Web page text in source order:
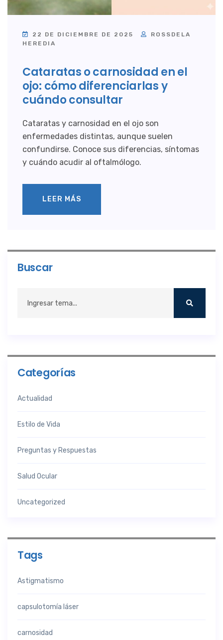
22 DE DICIEMBRE DE 2025
ROSSDELA
HEREDIA
Cataratas o carnosidad en el
ojo: cómo diferenciarlas y
cuándo consultar
Cataratas y carnosidad en el ojo son
enfermedades distintas, aunque suelen
confundirse. Conoce sus diferencias, síntomas
y cuándo acudir al oftalmólogo.
LEER MÁS
Buscar
Categorías
Actualidad
Estilo de Vida
Preguntas y Respuestas
Salud Ocular
Uncategorized
Tags
Astigmatismo
capsulotomía láser
carnosidad